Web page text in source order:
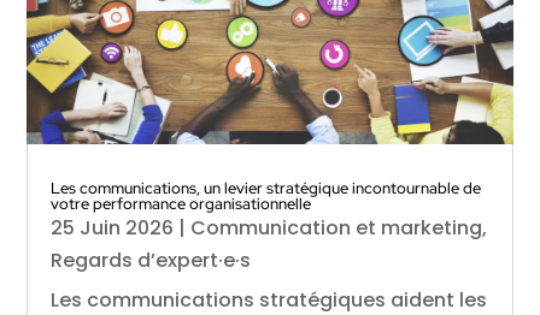
Les communications, un levier stratégique incontournable de
votre performance organisationnelle
25 Juin 2026 | Communication et marketing,
Regards d’expert·e·s
Les communications stratégiques aident les